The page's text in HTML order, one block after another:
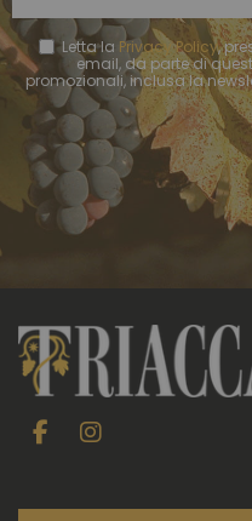
Letta la Privacy Policy,
email, da parte di
promozionali, inclusa la